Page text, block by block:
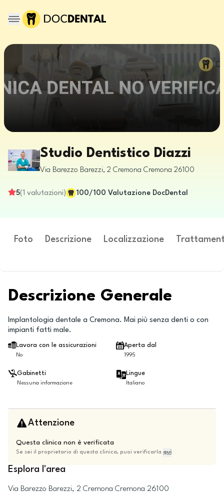
Studio Dentistico Diazzi
Via Barezzo Barezzi, 2 Cremona Cremona 26100
5(1 valutazioni) 100/100 Valutazione DocDental
Foto Descrizione Localizzazione
Descrizione Generale
Implantologia dentale a Cremona. Mai più senza denti o con
impianti fatti male.
Lavora con le assicurazioni
No
Aperta dal
1995
Gabinetti
Nessuna informazione
Lingue
Italiano
Attenzione
Questa clinica non è verificata
Se sei il proprietario di questa clinica, puoi verificarla qui
Esplora l'area
Via Barezzo Barezzi, 2 Cremona Cremona 26100